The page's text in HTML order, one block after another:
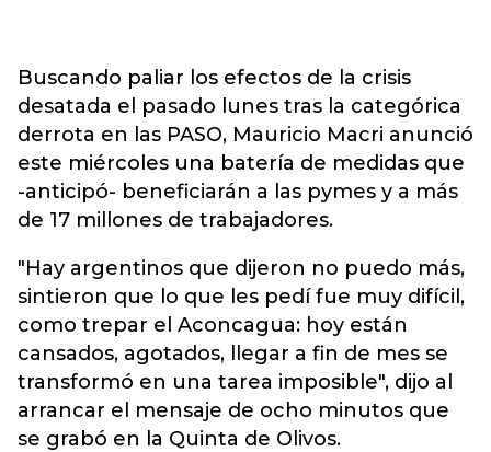
Buscando paliar los efectos de la crisis
desatada el pasado lunes tras la categórica
derrota en las PASO, Mauricio Macri anunció
este miércoles una batería de medidas que
-anticipó- beneficiarán a las pymes y a más
de 17 millones de trabajadores.
"Hay argentinos que dijeron no puedo más,
sintieron que lo que les pedí fue muy difícil,
como trepar el Aconcagua: hoy están
cansados, agotados, llegar a fin de mes se
transformó en una tarea imposible", dijo al
arrancar el mensaje de ocho minutos que
se grabó en la Quinta de Olivos.